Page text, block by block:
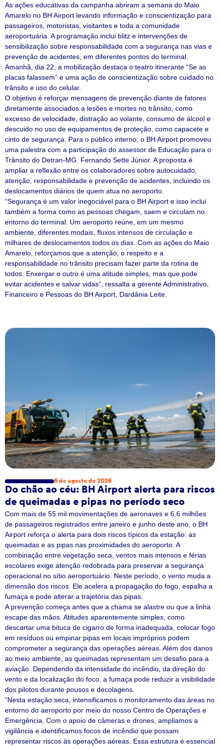
As ações educativas da campanha abriram a semana do Maio
Amarelo no BH Airport levando informação e conscientização para
passageiros, motoristas, visitantes e toda a comunidade
aeroportuária. A programação inclui blitz e intervenções de
sensibilização sobre responsabilidade com a segurança nas vias e
prevenção de acidentes, em diferentes pontos do terminal.
Amanhã, dia 22, a mobilização destaca o teatro itinerante “Se as
placas falassem” e uma ação de conscientização sobre cuidado no
trânsito e uso do celular.
O objetivo é reforçar mensagens de prevenção diante de fatores
diretamente associados a lesões e mortes no trânsito, como
excesso de velocidade, distração ao volante, consumo de álcool e
descuido no uso de equipamentos de proteção, como capacete e
cinto de segurança. Para o público interno, o BH Airport promoveu
uma palestra com a participação do assessor de Educação para o
Trânsito do Detran-MG. Fernando Sette Júnior. A proposta é
ampliar a reflexão entre os colaboradores sobre autocuidado,
atenção, responsabilidade e prevenção de acidentes, incluindo os
deslocamentos diários de quem atua no aeroporto.
“Segurança é um valor inegociável para o BH Airport e isso inclui
também a forma como as pessoas chegam, saem e circulam no
entorno do terminal. Um aeroporto reúne, em um mesmo
ambiente, diferentes modais, fluxos intensos de circulação e
milhares de deslocamentos todos os dias. Com as ações do Maio
Amarelo, reforçamos que a atenção, o respeito e a
responsabilidade no trânsito precisam fazer parte da rotina de
todos. Enxergar o outro é uma atitude simples, mas que pode
evitar acidentes e salvar vidas”, ressalta a gerente Administrativo,
Financeiro e Pessoas do BH Airport, Dardânia Leite.
6 de agosto de 2026
Do chão ao céu: BH Airport alerta para riscos
de queimadas e pipas no período seco
Com mais de 55 mil movimentações de aeronaves e 6,6 milhões
de passageiros registrados entre janeiro e junho deste ano, o BH
Airport reforça o alerta para dois riscos típicos da estação: as
queimadas e as pipas nas proximidades do aeroporto. A
combinação entre vegetação seca, ventos mais intensos e férias
escolares exige atenção redobrada para preservar a segurança
operacional no sítio aeroportuário. Neste período, o vento muda a
dimensão dos riscos. Ele acelera a propagação do fogo, espalha a
fumaça e pode alterar a trajetória das pipas.
A prevenção começa antes que a chama se alastre ou que a linha
escape das mãos. Atitudes aparentemente simples, como
descartar uma bituca de cigarro de forma inadequada, colocar fogo
em resíduos ou empinar pipas em locais impróprios podem
comprometer a segurança das operações aéreas. Além dos danos
ao meio ambiente, as queimadas representam um desafio para a
aviação. Dependendo da intensidade do incêndio, da direção do
vento e da localização do foco, a fumaça pode reduzir a visibilidade
dos pilotos durante pousos e decolagens.
“Nesta estação seca, intensificamos o monitoramento das áreas no
entorno do aeroporto por meio do nosso Centro de Operações e
Emergência. Com o apoio de câmeras e drones, ampliamos a
vigilância e identificamos focos de incêndio que possam
representar riscos às operações aéreas. Essa estrutura é essencial